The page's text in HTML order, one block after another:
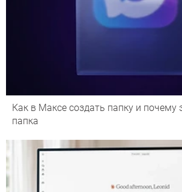
Как в Максе создать папку и почему
папка